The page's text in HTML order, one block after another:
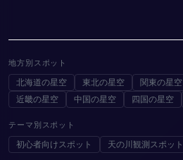
地方別スポット
北海道の星空 東北の星空 関東の星空
近畿の星空
中国の星空 四国の星空
テーマ別スポット
初心者向けスポット 天の川観測スポット